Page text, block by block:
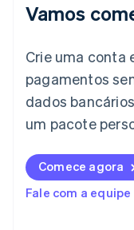
Vamos
Crie uma conta
pagamentos
dados
um pacote
Comece agora
Fale com a
Irlanda
Itália
English
Japão
日本語English
Letônia
Liechtenstein
Deutsch English
Lituânia
English